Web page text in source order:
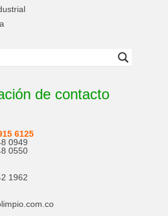
de contacto
6125
0949
0550
1962